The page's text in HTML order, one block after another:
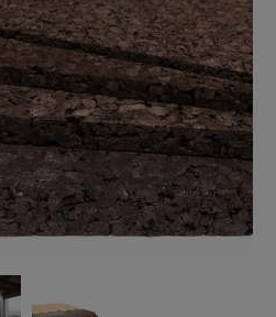
korkowe
korkowe
korkowy
panele
izolacyjny
akustyczna
do korka